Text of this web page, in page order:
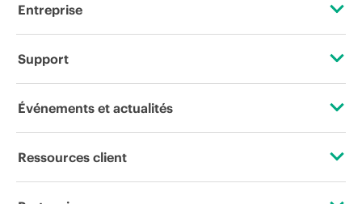
Entreprise
À propos de HPE
Responsabilité d’entreprise
Support
Services d’assistance opérationnelle (OSS)
Événements et actualités
Événements
Ressources client
Nous contacter